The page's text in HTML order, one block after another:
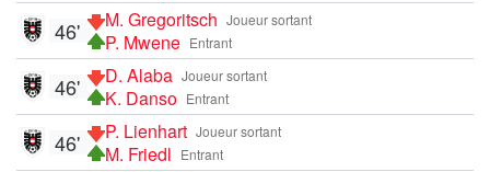
Joueur sortant
M. Gregoritsch
Entrant
P. Mwene
46'
Joueur sortant
D. Alaba
Entrant
K. Danso
46'
Joueur sortant
P. Lienhart
Entrant
M. Friedl
46'